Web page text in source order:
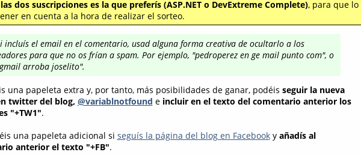
dos suscripciones es la que preferís (ASP.NET o DevExtreme Complete), para que lo
en cuenta a la hora de realizar el sorteo.
incluís el email en el comentario, usad alguna forma creativa de ocultarlo a los
para que no os frían a spam. Por ejemplo, "pedroperez en ge mail punto com", o
arroba joselito".
una papeleta extra y, por tanto, más posibilidades de ganar, podéis seguir la nueva
twitter del blog, @variablnotfound e incluir en el texto del comentario anterior los
"+TW1".
una papeleta adicional si seguís la página del blog en Facebooky añadís al
anterior el texto "+FB".